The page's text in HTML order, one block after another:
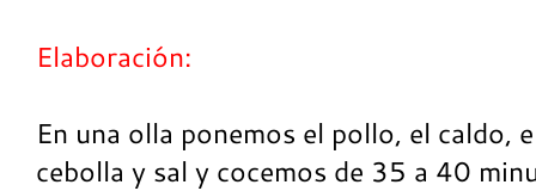
Elaboración:
En una olla ponemos el pollo, el caldo,
cebolla y sal y cocemos de 35 a 40